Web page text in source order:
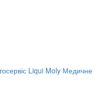
Liqui Moly Медичне